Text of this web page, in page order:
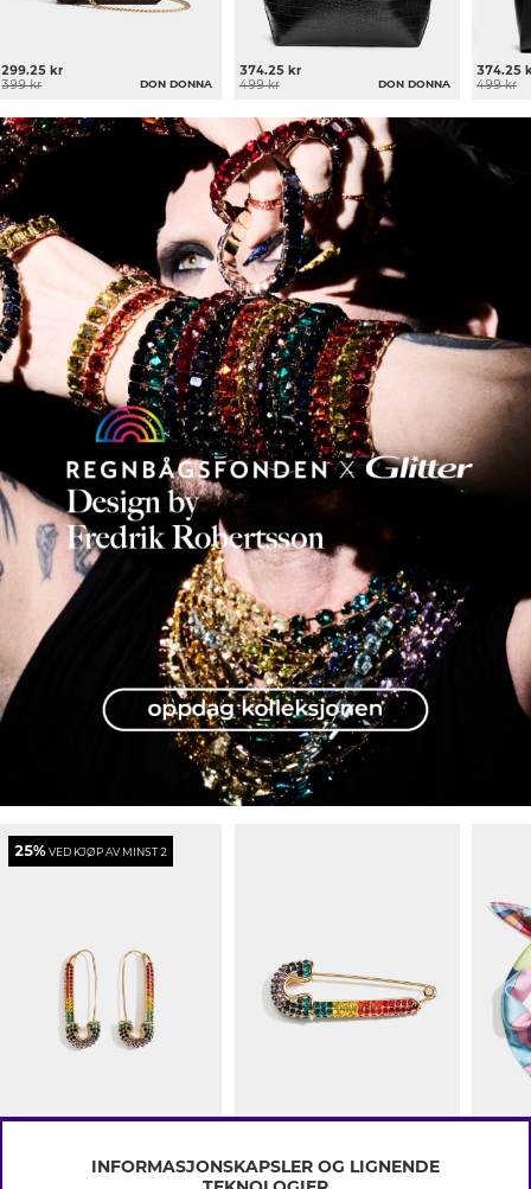
DON DONNA
399 kr
299.25 kr
DON DONNA
499 kr
374.25 kr
499 kr
374.25
25%VED KJØP AV MINST 2
INFORMASJONSKAPSLER OG LIGNENDE